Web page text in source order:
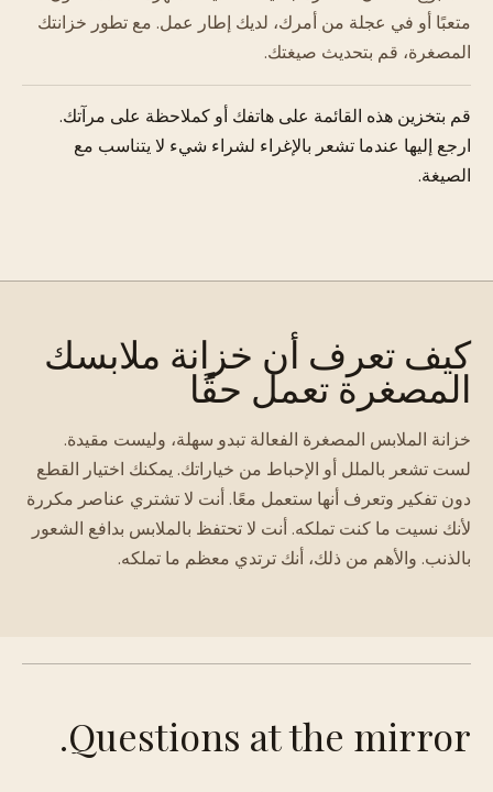
متعبًا أو في عجلة من أمرك، لديك إطار عمل. مع تطور خزانتك
المصغرة، قم بتحديث صيغتك.
قم بتخزين هذه القائمة على هاتفك أو كملاحظة على مرآتك.
ارجع إليها عندما تشعر بالإغراء لشراء شيء لا يتناسب مع
الصيغة.
كيف تعرف أن خزانة ملابسك
المصغرة تعمل حقًا
خزانة الملابس المصغرة الفعالة تبدو سهلة، وليست مقيدة.
لست تشعر بالملل أو الإحباط من خياراتك. يمكنك اختيار القطع
دون تفكير وتعرف أنها ستعمل معًا. أنت لا تشتري عناصر مكررة
لأنك نسيت ما كنت تملكه. أنت لا تحتفظ بالملابس بدافع الشعور
بالذنب. والأهم من ذلك، أنك ترتدي معظم ما تملكه.
Questions at the mirror.